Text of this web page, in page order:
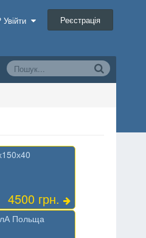
Увійти Реєстрація
4500 грн.
Польща